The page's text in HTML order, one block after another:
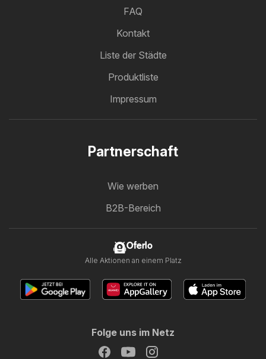
FAQ
Kontakt
Liste der Städte
Produktliste
Impressum
Partnerschaft
Wie werben
B2B-Bereich
Oferlo
Alle Aktionen an einem Platz
Folge uns im Netz